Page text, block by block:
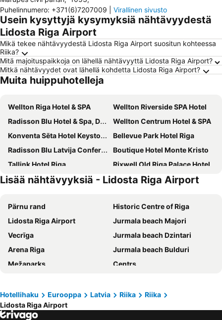
Puhelinnumero: +371(6)7207009 Virallinen sivusto
Usein kysyttyjä kysymyksiä nähtävyydestä
Lidosta Riga Airport
Mikä tekee nähtävyydestä Lidosta Riga Airport suositun kohteessa
Riika?
Mitä majoituspaikkoja on lähellä nähtävyyttä Lidosta Riga Airport?
Mitkä nähtävyydet ovat lähellä kohdetta Lidosta Riga Airport?
Muita huippuhotelleja
Wellton Riga Hotel & SPA
Wellton Riverside SPA Hotel
Radisson Blu Hotel & Spa, Daugava Riga
Wellton Centrum Hotel & SPA
Konventa Sēta Hotel Keystone Collection
Bellevue Park Hotel Riga
Radisson Blu Latvija Conference & Spa Hotel, Riga
Boutique Hotel Monte Kristo
Tallink Hotel Riga
Rixwell Old Riga Palace Hotel
Grand Poet Hotel by Semarah
Eurostars Metropole
Pullman Riga Old Town
Hilton Garden Inn Riga Old Town
Semarah Hotel Lielupe
Hotel Gutenbergs
Opera Hotel
Avalon Hotel & Conferences
Radisson Blu Elizabete Hotel, Riga
Relais Le Chevalier
Hotel Justus
Radisson Hotel Old Town Riga
Rixwell Elefant Hotel
Riga Islande Hotel
Park Inn by Radisson Riga Valdemara
Lisää nähtävyyksiä - Lidosta Riga Airport
Pärnu rand
Historic Centre of Riga
Lidosta Riga Airport
Jurmala beach Majori
Vecrīga
Jurmala beach Dzintari
Arena Riga
Jurmala beach Bulduri
Mežaparks
Centrs
Dome Square
Riga Cathedral
Centrala Stacija
Hotellihaku Eurooppa Latvia Riika
Riika
Lidosta Riga Airport